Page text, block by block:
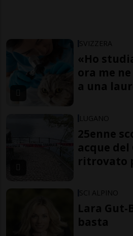
SVIZZERA
«Ho
ora me
a una
LUGANO
25enne
acque del
ritrovato
SCI ALPINO
Lara Gut-
basta